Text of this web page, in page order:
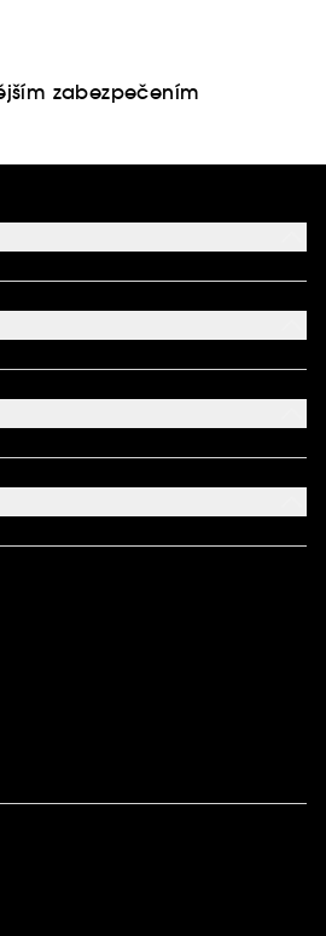
zabezpečením